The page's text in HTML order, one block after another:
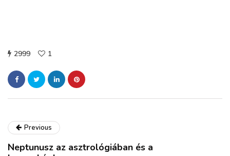
2999 1
Previous
Neptunusz az asztrológiában és a